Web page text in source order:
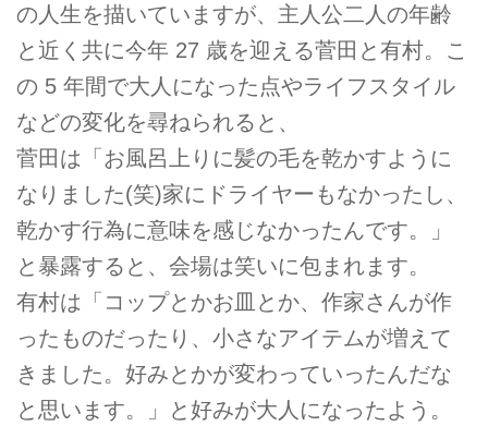
の人生を描いていますが、主人公二人の年齢
と近く共に今年 27 歳を迎える菅田と有村。こ
の 5 年間で大人になった点やライフスタイル
などの変化を尋ねられると、
菅田は「お風呂上りに髪の毛を乾かすように
なりました(笑)家にドライヤーもなかったし、
乾かす行為に意味を感じなかったんです。」
と暴露すると、会場は笑いに包まれます。
有村は「コップとかお皿とか、作家さんが作
ったものだったり、小さなアイテムが増えて
きました。好みとかが変わっていったんだな
と思います。」と好みが大人になったよう。